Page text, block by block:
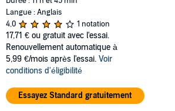
Langue : Anglais
4,0
1 notation
17,71 € ou gratuit avec l'essai.
Renouvellement automatique à
5,99 €/mois après l'essai. Voir
conditions d'éligibilité
Essayez Standard gratuitement